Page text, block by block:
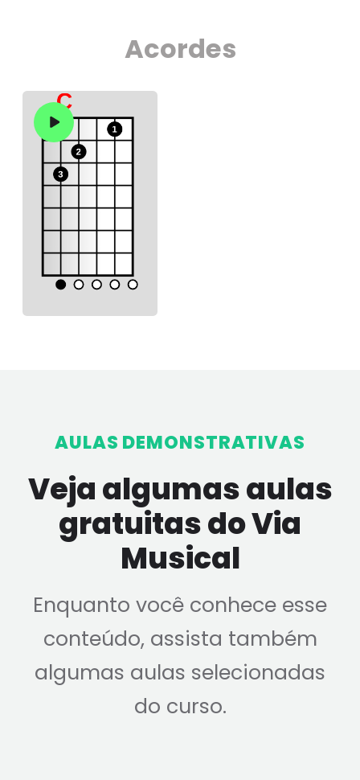
Acordes
AULAS DEMONSTRATIVAS
Veja algumas aulas
gratuitas do Via
Musical
Enquanto você conhece esse
conteúdo, assista também
algumas aulas selecionadas
do curso.